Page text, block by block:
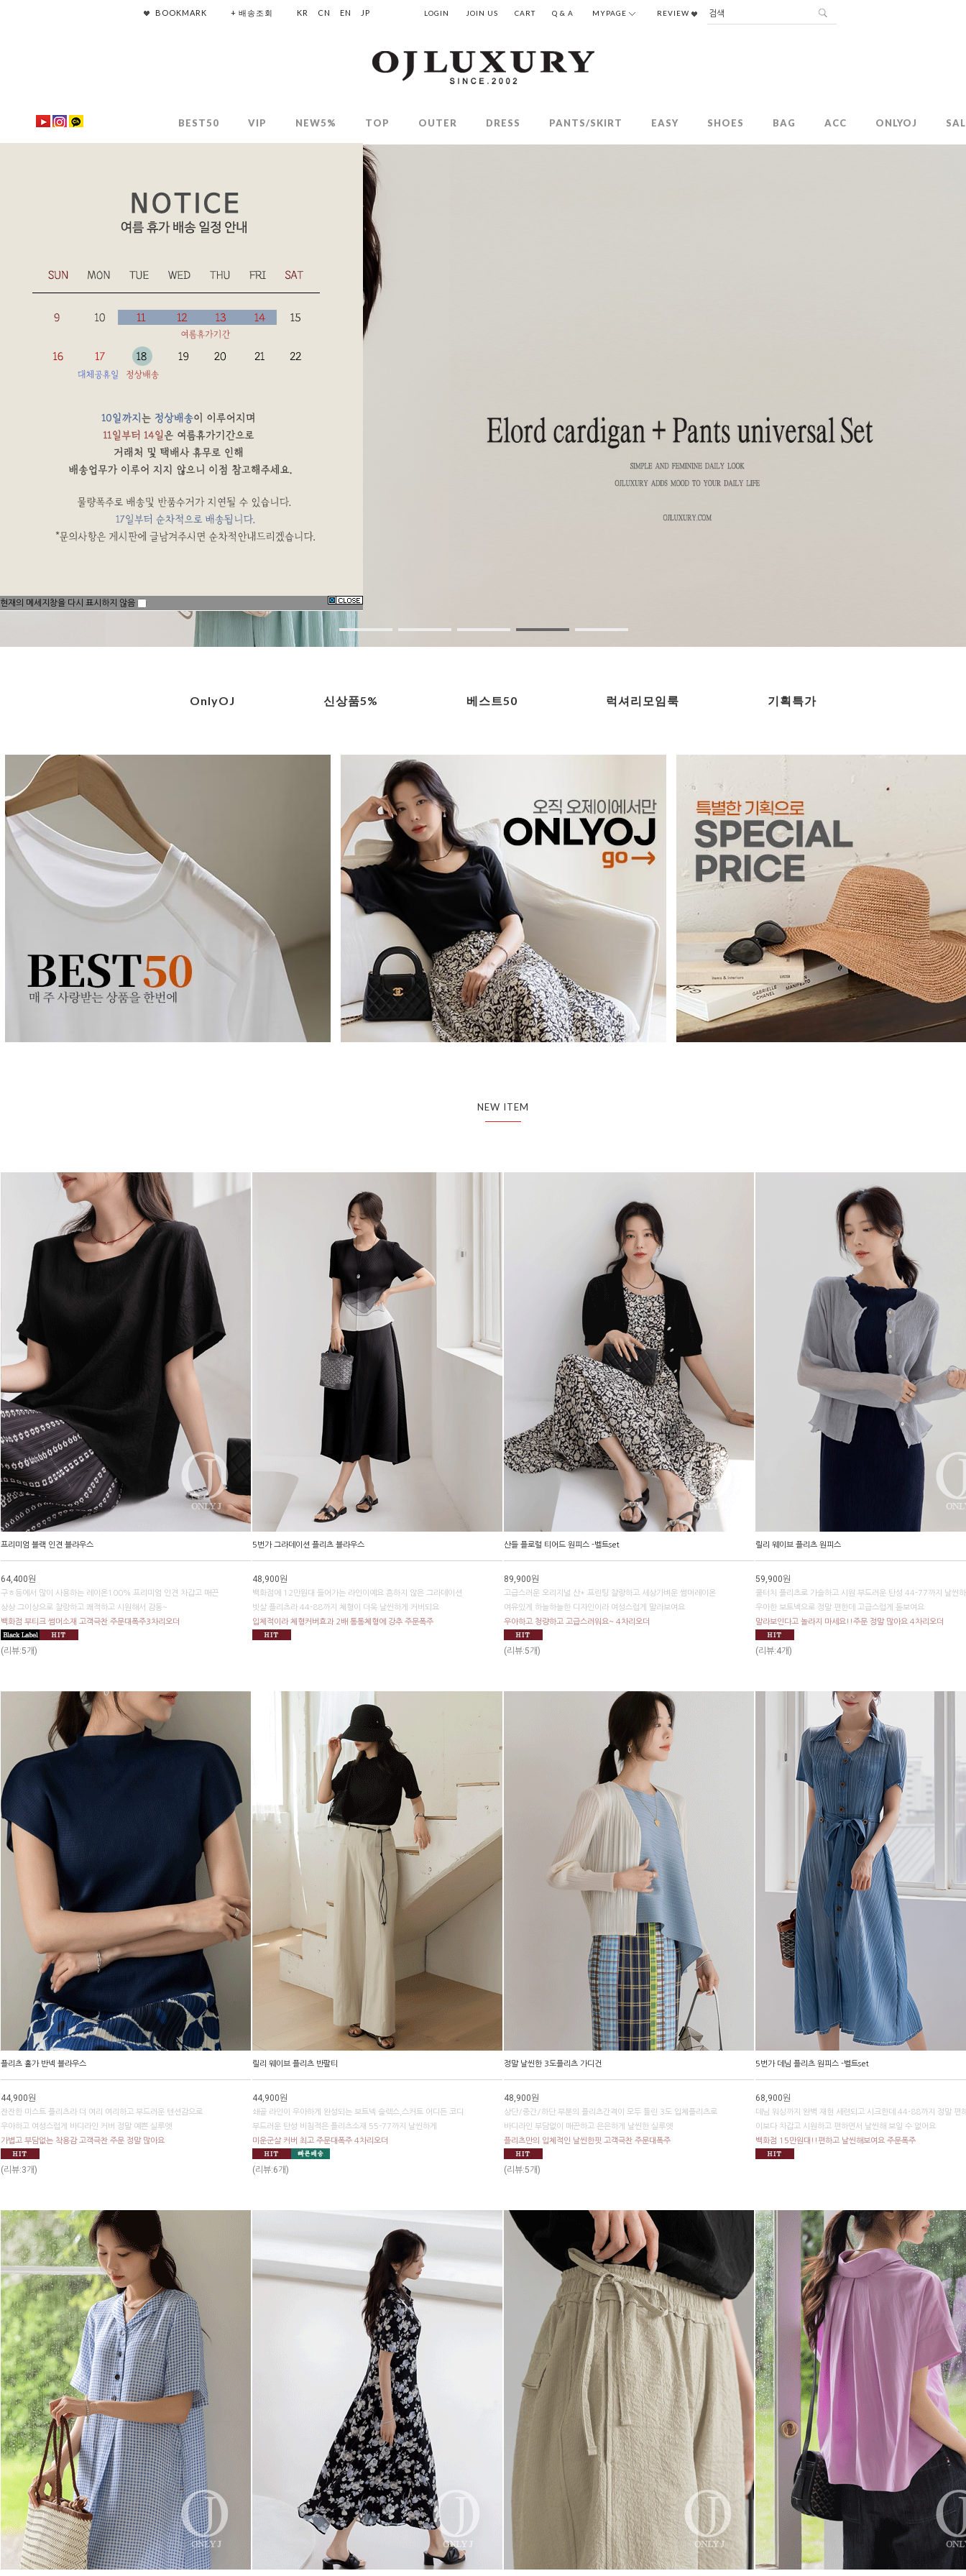
BOOKMARK + 배송조회 KR CN EN JP LOGIN JOIN US CART Q & A MYPAGE REVIEW
BEST50 VIP NEW5% TOP OUTER DRESS PANTS/SKIRT EASY SHOES BAG ACC ONLYOJ
OnlyOJ 신상품5% 베스트50 럭셔리모임룩 기획특가
NEW ITEM
프리미엄 블랙 인견 블라우스
64,400원
구ㅎ등에서 많이 사용하는 레이온100% 프리미엄 인견 차갑고 매끈
상상 그이상으로 찰랑하고 쾌적하고 시원해서 감동~
백화점 부티크 썸머소재 고객극찬 주문대폭주3차리오더
(리뷰:5개)
5번가 그라데이션 플리츠 블라우스
48,900원
백화점에 12만원대 들어가는 라인이예요 흔하지 않은 그라데이션
빗살 플리츠라 44-88까지 체형이 더욱 날씬하게 커버되요
입체적이라 체형커버효과 2배 통통체형에 강추 주문폭주
산들 플로럴 티어드 원피스 -벨트set
89,900원
고급스러운 오리지널 산* 프린팅 찰랑하고 세상가벼운 썸머레이온
여유있게 하늘하늘한 디자인이라 여성스럽게 말라보여요
우아하고 청량하고 고급스러워요~ 4차리오더
(리뷰:5개)
릴리 웨이브 플리츠 원피스
59,900원
쿨터치 플리츠로 가슬하고 시원 부드러운 탄성 44-77까지 날씬
우아한 보트넥으로 정말 편한데 고급스럽게 돋보여요
말라보인다고 놀라지 마세요!!주문 정말 많아요 4차리오더
(리뷰:4개)
플리츠 홀가 반넥 블라우스
44,900원
잔잔한 미스트 플리츠라 더 여리 여리하고 부드러운 텐션감으로
우아하고 여성스럽게 바디라인 커버 정말 예쁜 실루엣
가볍고 부담없는 착용감 고객극찬 주문 정말 많아요
(리뷰:3개)
릴리 웨이브 플리츠 반팔티
44,900원
쇄골 라인이 우아하게 완성되는 보트넥 슬렉스,스커트 어디든 코디
부드러운 탄성 비침적은 플리츠소재 55-77까지 날씬하게
미운군살 커버 최고 주문대폭주 4차리오더
(리뷰:6개)
정말 날씬한 3도플리츠 가디건
48,900원
상단/중간/하단 부분의 플리츠간격이 모두 틀린 3도 입체플리츠로
바디라인 부담없이 매끈하고 은은하게 날씬한 실루엣
플리츠만의 입체적인 날씬한핏 고객극찬 주문대폭주
(리뷰:5개)
5번가 데님 플리츠 원피스 -벨트set
68,900원
데님 워싱까지 완벽 재현 세련되고 시크한데 44-88까지 정말 편
이보다 차갑고 시원하고 편하면서 날씬해 보일 수 없어요
백화점 15만원대!!편하고 날씬해보여요 주문폭주
현재의 메세지창을 다시 표시하지 않음